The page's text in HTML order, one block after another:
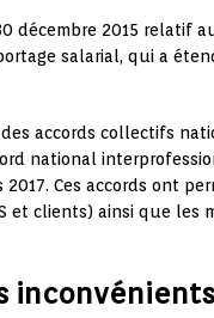
décembre 2015 relatif
salarial, qui a
accords collectifs
national
Ces accords ont
et clients) ainsi que